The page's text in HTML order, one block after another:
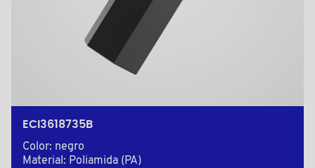
ECI3618735B
Color: negro
Material: Poliamida (PA)